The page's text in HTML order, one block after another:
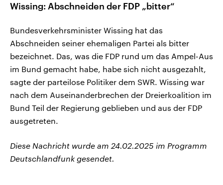
Wissing: Abschneiden der FDP „bitter“
Bundesverkehrsminister Wissing hat das
Abschneiden seiner ehemaligen Partei als bitter
bezeichnet. Das, was die FDP rund um das Ampel-Aus
im Bund gemacht habe, habe sich nicht ausgezahlt,
sagte der parteilose Politiker dem SWR. Wissing war
nach dem Auseinanderbrechen der Dreierkoalition im
Bund Teil der Regierung geblieben und aus der FDP
ausgetreten.
Diese Nachricht wurde am 24.02.2025 im Programm
Deutschlandfunk gesendet.